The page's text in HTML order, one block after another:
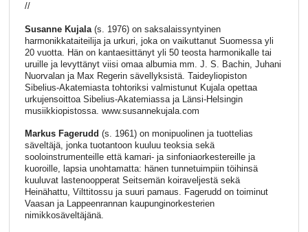
//
Susanne Kujala(s. 1976) on saksalaissyntyinen
harmonikkataiteilija ja urkuri, joka on vaikuttanut Suomessa yli
20 vuotta. Hän on kantaesittänyt yli 50 teosta harmonikalle tai
uruille ja levyttänyt viisi omaa albumia mm. J. S. Bachin, Juhani
Nuorvalan ja Max Regerin sävellyksistä. Taideyliopiston
Sibelius-Akatemiasta tohtoriksi valmistunut Kujala opettaa
urkujensoittoa Sibelius-Akatemiassa ja Länsi-Helsingin
musiikkiopistossa. www.susannekujala.com
Markus Fagerudd (s. 1961) on monipuolinen ja tuottelias
säveltäjä, jonka tuotantoon kuuluu teoksia sekä
sooloinstrumenteille että kamari- ja sinfoniaorkestereille ja
kuoroille, lapsia unohtamatta: hänen tunnetuimpiin töihinsä
kuuluvat lastenoopperat Seitsemän koiraveljestä sekä
Heinähattu, Vilttitossu ja suuri pamaus. Fagerudd on toiminut
Vaasan ja Lappeenrannan kaupunginorkesterien
nimikkosäveltäjänä.